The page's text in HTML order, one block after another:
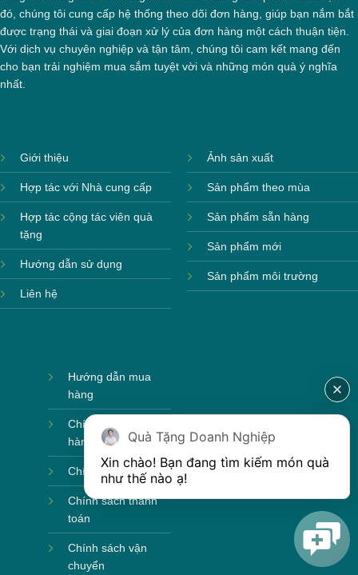
đó, chúng tôi cung cấp hệ thống theo dõi đơn hàng, giúp bạn nắm bắt
được trạng thái và giai đoạn xử lý của đơn hàng một cách thuận tiện.
Với dịch vụ chuyên nghiệp và tận tâm, chúng tôi cam kết mang đến
cho bạn trải nghiệm mua sắm tuyệt vời và những món quà ý nghĩa
nhất.
Giới thiệu
Hợp tác với Nhà cung cấp
Hợp tác cộng tác viên quà
tặng
Hướng dẫn sử dụng
Liên hệ
Ảnh sản xuất
Sản phẩm theo mùa
Sản phẩm sẵn hàng
Sản phẩm mới
Sản phẩm môi trường
Hướng dẫn mua
hàng
Chính sách bảo
hành
Chính sách bảo mật
Chính sách thanh
toán
Chính sách vận
chuyển
Quà Tặng Doanh Nghiệp
Xin chào! Bạn đang tìm kiếm món quà
như thế nào ạ!